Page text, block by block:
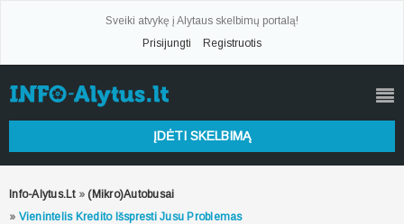
Sveiki atvykę į Alytaus skelbimų portalą!
Prisijungti
Registruotis
ĮDĖTI SKELBIMĄ
Info-Alytus.lt » (Mikro)autobusai
» Vienintelis Kredito Išspresti Jusu Problemas